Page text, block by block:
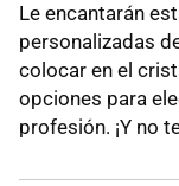
Le encantarán
personalizadas
colocar en el
opciones para
profesión. ¡Y no